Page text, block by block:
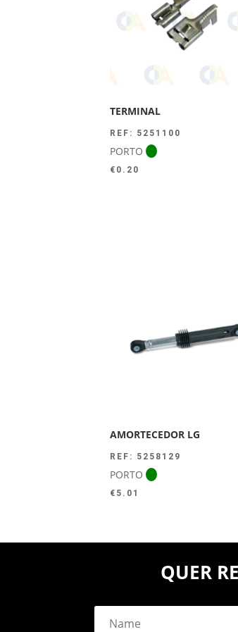
TERMINAL
REF: 5251100
PORTO
€ 0.20
AMORTECEDOR LG
REF: 5258129
PORTO
€ 5.01
QUER